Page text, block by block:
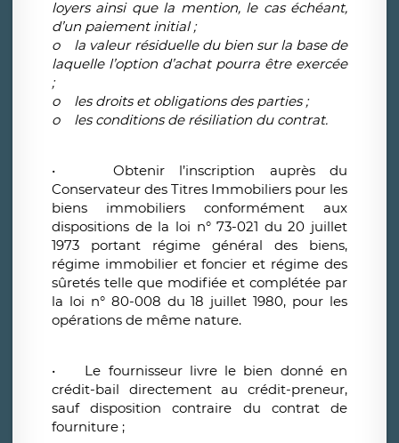
loyers ainsi que la mention, le cas échéant,
d’un paiement initial ;
o la valeur résiduelle du bien sur la base de
laquelle l’option d’achat pourra être exercée
;
o les droits et obligations des parties ;
o les conditions de résiliation du contrat.
• Obtenir l’inscription auprès du
Conservateur des Titres Immobiliers pour les
biens immobiliers conformément aux
dispositions de la loi n° 73-021 du 20 juillet
1973 portant régime général des biens,
régime immobilier et foncier et régime des
sûretés telle que modifiée et complétée par
la loi n° 80-008 du 18 juillet 1980, pour les
opérations de même nature.
• Le fournisseur livre le bien donné en
crédit-bail directement au crédit-preneur,
sauf disposition contraire du contrat de
fourniture ;